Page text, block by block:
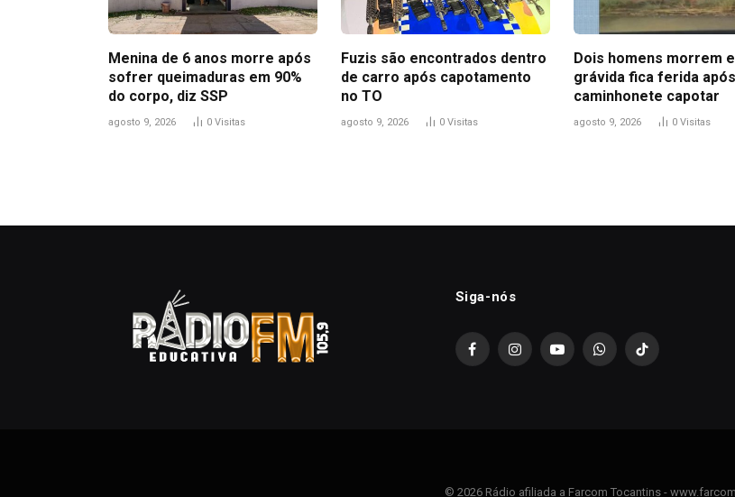
Menina de 6 anos morre após
sofrer queimaduras em 90%
do corpo, diz SSP
agosto 9, 2026 0 Visitas
Fuzis são encontrados dentro
de carro após capotamento
no TO
agosto 9, 2026 0 Visitas
Dois homens morrem e
grávida fica ferida após
caminhonete capotar
agosto 9, 2026 0 Visitas
Siga-nós
FacebookInstagramYouTubeWhatsAppTikTok
© 2026 Rádio afiliada a Farcom Tocantins -